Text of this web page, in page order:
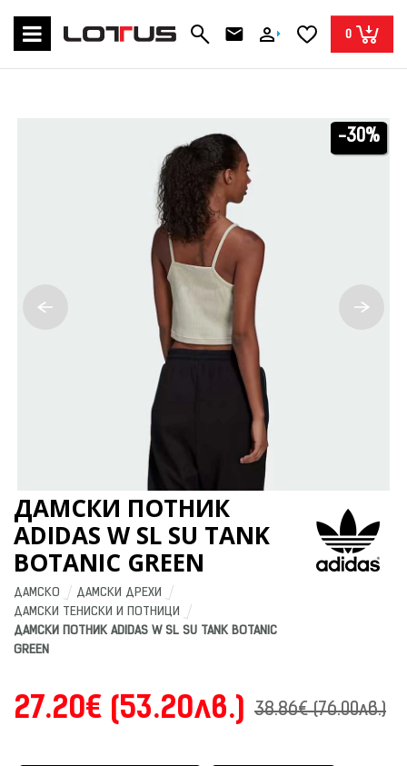
0
-30%
ДАМСКИ ПОТНИК
ADIDAS W SL SU TANK
BOTANIC GREEN
ДАМСКО
ДАМСКИ ДРЕХИ
ДАМСКИ ТЕНИСКИ И ПОТНИЦИ
ДАМСКИ ПОТНИК ADIDAS W SL SU TANK BOTANIC
GREEN
27.20€ (53.20лв.) 38.86€ (76.00лв.)